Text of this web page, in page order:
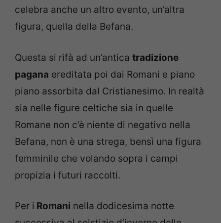
celebra anche un altro evento, un’altra
figura, quella della Befana.
Questa si rifà ad un’antica tradizione
pagana ereditata poi dai Romani e piano
piano assorbita dal Cristianesimo. In realtà
sia nelle figure celtiche sia in quelle
Romane non c’è niente di negativo nella
Befana, non è una strega, bensì una figura
femminile che volando sopra i campi
propizia i futuri raccolti.
Per i Romani nella dodicesima notte